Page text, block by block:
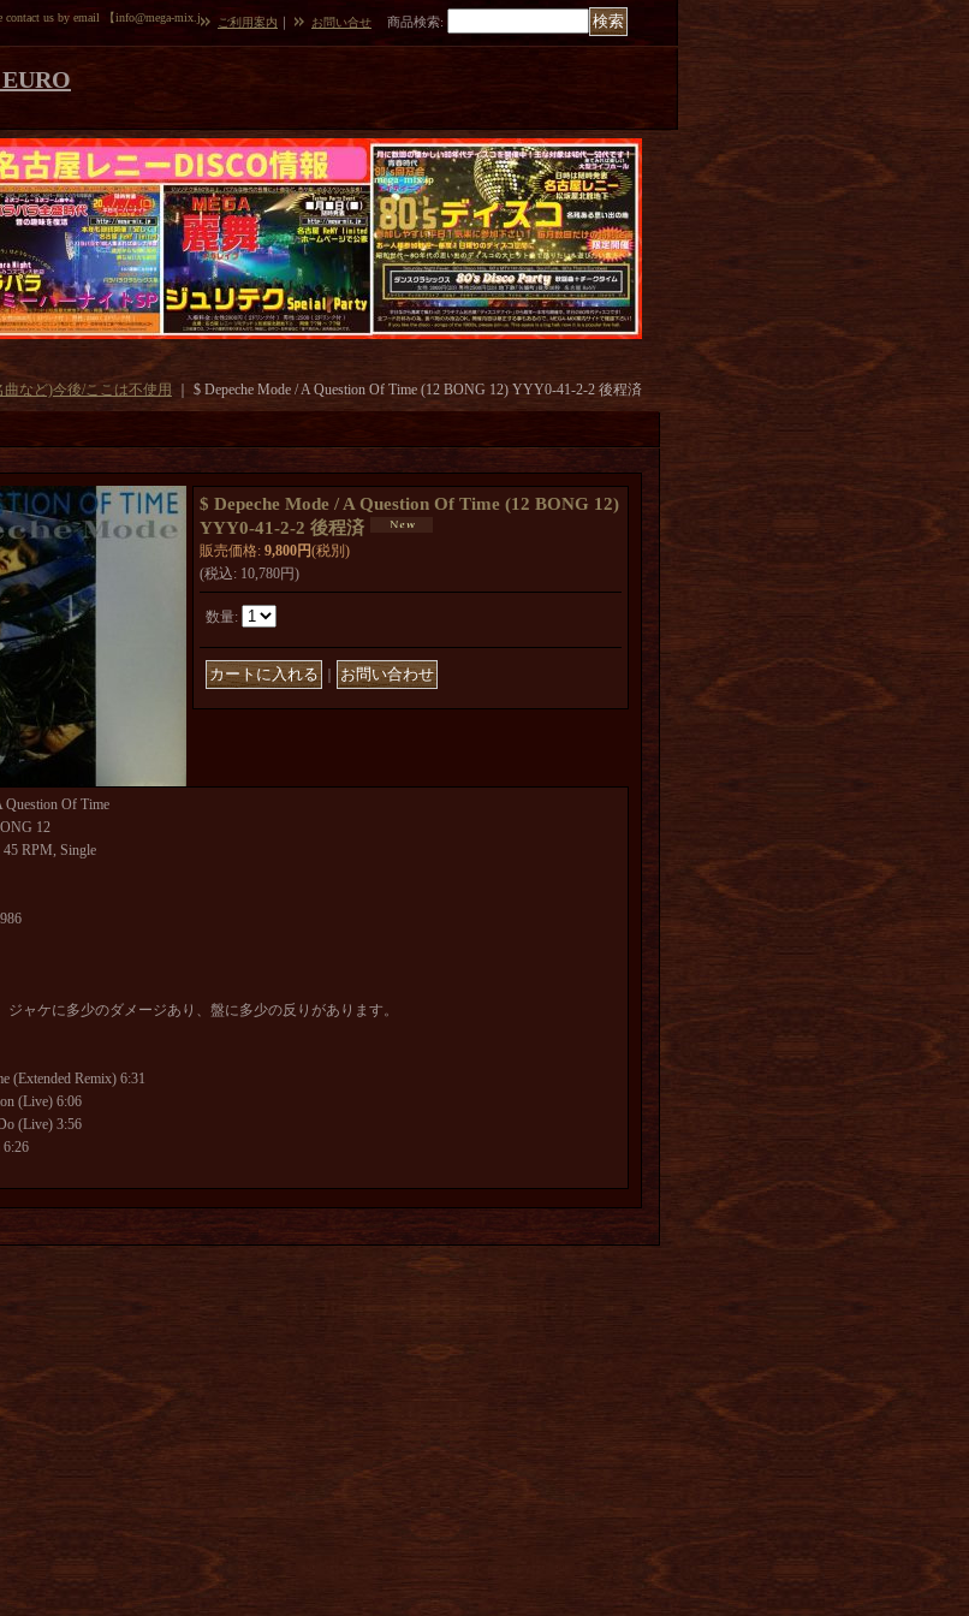
contact us by email 【info@mega-mix.j
ご利用案内 ｜ お問い合せ 商品検索:
曲など)今後/ここは不使用 $ Depeche Mode / A Question Of Time (12 BONG 12) YYY0-41-2-2 後程済
$ Depeche Mode / A Question Of Time (12 BONG 12)
YYY0-41-2-2 後程済
販売価格: 9,800円(税別)
(税込: 10,780円)
数量:
Question Of Time
12
RPM, Single
ジャケに多少のダメージあり、盤に多少の反りがあります。
(Extended Remix) 6:31
(Live) 6:06
(Live) 3:56
6:26